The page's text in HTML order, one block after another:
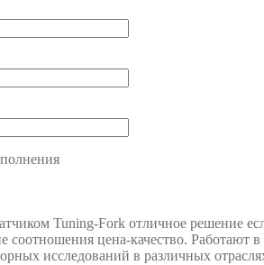
Tuning-Fork отличное решение
цена-качество. Работают
исследований в различных